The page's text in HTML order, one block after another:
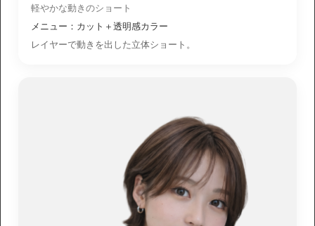
軽やかな動きのショート
メニュー：カット＋透明感カラー
レイヤーで動きを出した立体ショート。